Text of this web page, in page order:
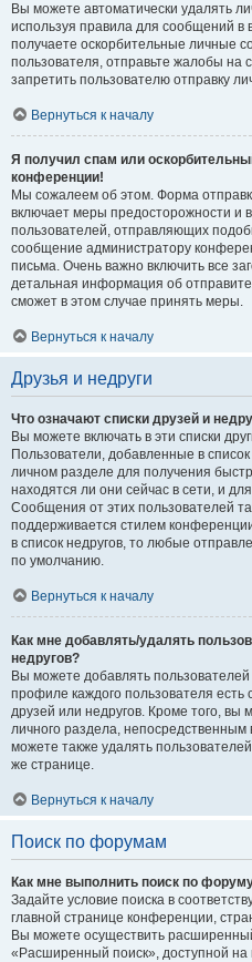
Вы можете автоматически удалять
используя правила для сообщений
получаете оскорбительные личные
пользователя, отправьте жалобы
запретить пользователю отправку
Вернуться к началу
Я получил спам или
конференции!
Мы сожалеем об этом. Форма
включает меры предосторожности и
пользователей, отправляющих
сообщение администратору
письма. Очень важно включить все
детальная информация об
сможет в этом случае принять меры.
Вернуться к началу
Друзья и недруги
Что означают списки друзей и
Вы можете включать в эти списки
Пользователи, добавленные в
личном разделе для получения
находятся ли они сейчас в сети, и
Сообщения от этих пользователей
поддерживается стилем
в список недругов, то любые
по умолчанию.
Вернуться к началу
Как мне добавлять/удалять
недругов?
Вы можете добавлять
профиле каждого пользователя есть
друзей или недругов. Кроме того, вы
личного раздела,
можете также удалять
же странице.
Вернуться к началу
Поиск по форумам
Как мне выполнить поиск по
Задайте условие поиска в
главной странице конференции,
Вы можете осуществить
«Расширенный поиск», доступной на